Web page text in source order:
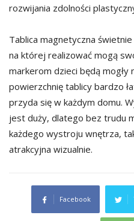
rozwijania zdolności
Tablica magnetyczna
na której realizować mogą
markerom dzieci będą mogły
powierzchnię tablicy bardzo
przyda się w każdym domu.
jest duży, dlatego bez trudu
każdego wystroju wnętrza,
atrakcyjna wizualnie.
Facebook